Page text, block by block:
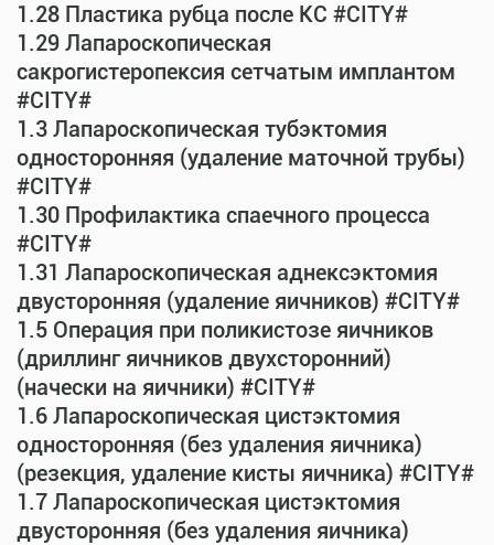
1.28 Пластика рубца после КС #CITY#
1.29 Лапароскопическая
сакрогистеропексия сетчатым имплантом
#CITY#
1.3 Лапароскопическая тубэктомия
односторонняя (удаление маточной трубы)
#CITY#
1.30 Профилактика спаечного процесса
#CITY#
1.31 Лапароскопическая аднексэктомия
двусторонняя (удаление яичников) #CITY#
1.5 Операция при поликистозе яичников
(дриллинг яичников двухсторонний)
(начески на яичники) #CITY#
1.6 Лапароскопическая цистэктомия
односторонняя (без удаления яичника)
(резекция, удаление кисты яичника) #CITY#
1.7 Лапароскопическая цистэктомия
двусторонняя (без удаления яичника)